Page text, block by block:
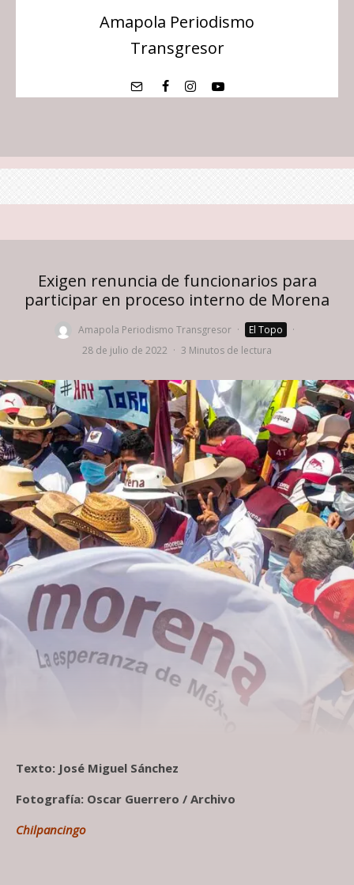
Amapola Periodismo
Transgresor
Exigen renuncia de funcionarios para
participar en proceso interno de Morena
Amapola Periodismo Transgresor · El Topo
·
28 de julio de 2022 · 3 Minutos de lectura
Texto: José Miguel Sánchez
Fotografía: Oscar Guerrero / Archivo
Chilpancingo